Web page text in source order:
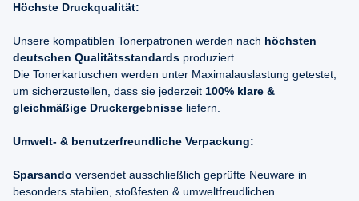
Höchste Druckqualität:
Unsere kompatiblen Tonerpatronen werden nach höchsten
deutschen Qualitätsstandards produziert.
Die Tonerkartuschen werden unter Maximalauslastung getestet,
um sicherzustellen, dass sie jederzeit 100% klare &
gleichmäßige Druckergebnisse liefern.
Umwelt- & benutzerfreundliche Verpackung:
Sparsando versendet ausschließlich geprüfte Neuware in
besonders stabilen, stoßfesten & umweltfreudlichen